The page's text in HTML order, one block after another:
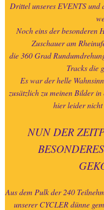
Drittel unseres EVENTS
Noch eins der besonderen
Zuschauer am
die 360 Grad
Tracks die
Es war der helle
zusätzlich zu meinen Bilder
hier leider
NUN DER
Aus dem Pulk der 240
unserer CYCLER dünne